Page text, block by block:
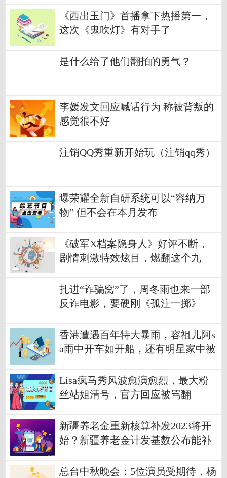
《西出玉门》首播拿下热播第一，
这次《鬼吹灯》有对手了
是什么给了他们翻拍的勇气？
李媛发文回应喊话行为 称被背叛的
感觉很不好
注销QQ秀重新开始玩（注销qq秀）
曝荣耀全新自研系统可以“容纳万
物” 但不会在本月发布
《破军X档案隐身人》好评不断，
剧情刺激特效炫目，燃翻这个九
扎进“诈骗窝”了，周冬雨也来一部
反诈电影，要硬刚《孤注一掷》
香港遭遇百年特大暴雨，容祖儿阿s
a雨中开车如开船，还有明星家中被
Lisa疯马秀风波愈演愈烈，最大粉
丝站姐清号，官方回应被骂翻
新疆养老金重新核算补发2023将开
始？新疆养老金计发基数公布能补
总台中秋晚会：5位演员受期待，杨